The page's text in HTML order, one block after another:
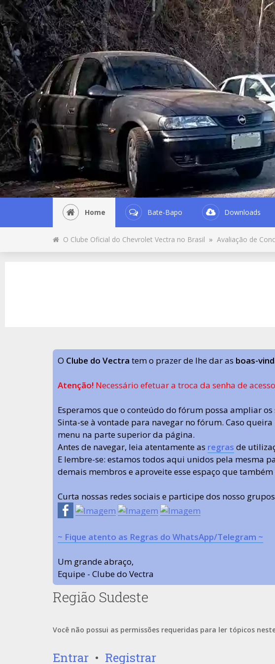
Home Bate-Bapo Downloads
O Clube Oficial do Chevrolet Vectra no Brasil » Avaliação de
O Clube do Vectra tem o prazer de lhe dar as boas-
Atenção! Necessário efetuar a troca da senha de
Esperamos que o conteúdo do fórum possa ampliar
Sinta-se à vontade para navegar no fórum. Caso
menu na parte superior da página.
Antes de navegar, leia atentamente as regras de
E lembre-se: estamos todos aqui unidos pela mesma
demais membros e aproveite esse espaço que também
Curta nossas redes sociais e participe dos nosso grupos
~ Fique atento as Regras do WhatsApp/Telegram ~
Um grande abraço,
Equipe - Clube do Vectra
Região Sudeste
Você não possui as permissões requeridas para ler tópicos
Entrar • Registrar